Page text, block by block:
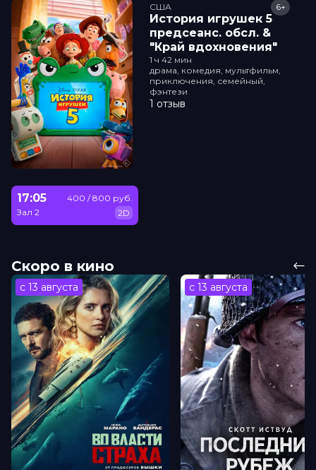
США
История игрушек 5
прeдсeанc. обсл. &
"Край вдохновения"
6+
1 ч 42 мин
драма, комедия, мультфильм,
приключения, семейный,
фэнтези
1 отзыв
17:05
Зал 2
400 / 800 руб.
2D
Скоро в кино
с 13 августа с 13 августа